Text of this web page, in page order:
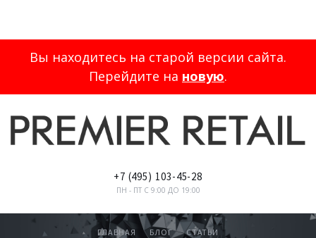
Вы находитесь на старой версии сайта.
Перейдите на новую.
+7 (495) 103-45-28
ПН - ПТ С 9:00 ДО 19:00
ГЛАВНАЯ БЛОГ СТАТЬИ